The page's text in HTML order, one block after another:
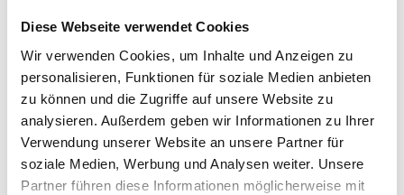
Diese Webseite verwendet Cookies
Wir verwenden Cookies, um Inhalte und Anzeigen zu
personalisieren, Funktionen für soziale Medien anbieten
zu können und die Zugriffe auf unsere Website zu
analysieren. Außerdem geben wir Informationen zu Ihrer
Verwendung unserer Website an unsere Partner für
soziale Medien, Werbung und Analysen weiter. Unsere
Partner führen diese Informationen möglicherweise mit
Schiedsrichterstuhl Court Royal
Turnier